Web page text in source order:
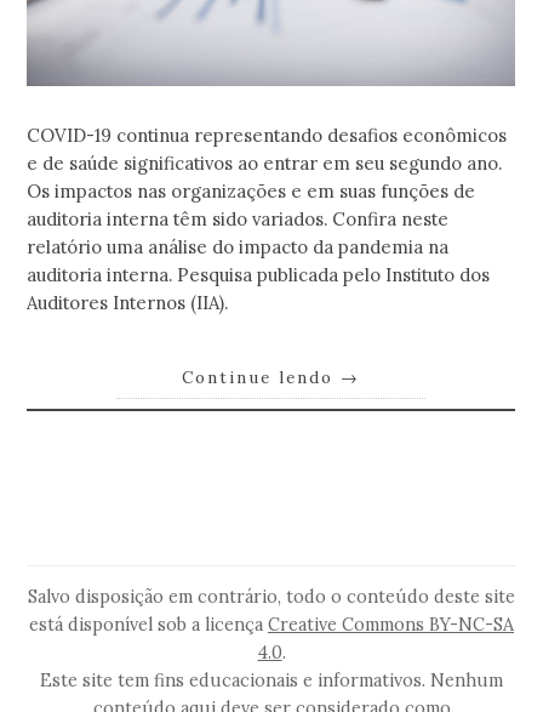
COVID-19 continua representando desafios econômicos
e de saúde significativos ao entrar em seu segundo ano.
Os impactos nas organizações e em suas funções de
auditoria interna têm sido variados. Confira neste
relatório uma análise do impacto da pandemia na
auditoria interna. Pesquisa publicada pelo Instituto dos
Auditores Internos (IIA).
Continue lendo →
Salvo disposição em contrário, todo o conteúdo deste site
está disponível sob a licença Creative Commons BY-NC-SA
4.0.
Este site tem fins educacionais e informativos. Nenhum